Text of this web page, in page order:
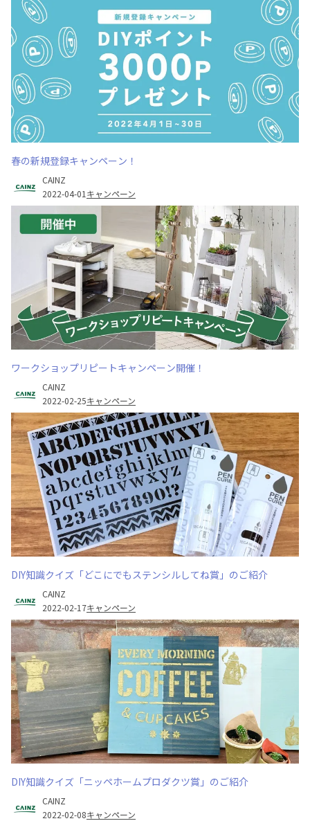
春の新規登録キャンペーン！
CAINZ
2022-04-01 キャンペーン
ワークショップリピートキャンペーン開催！
CAINZ
2022-02-25キャンペーン
DIY知識クイズ「どこにでもステンシルしてね賞」のご紹介
CAINZ
2022-02-17キャンペーン
DIY知識クイズ「ニッペホームプロダクツ賞」のご紹介
CAINZ
2022-02-08キャンペーン